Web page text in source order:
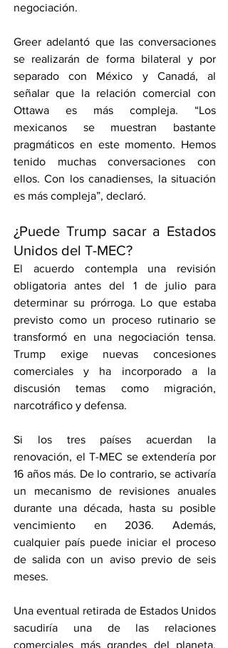
negociación.
Greer adelantó que las conversaciones
se realizarán de forma bilateral y por
separado con México y Canadá, al
señalar que la relación comercial con
Ottawa es más compleja. “Los
mexicanos se muestran bastante
pragmáticos en este momento. Hemos
tenido muchas conversaciones con
ellos. Con los canadienses, la situación
es más compleja”, declaró.
¿Puede Trump sacar a Estados
Unidos del T-MEC?
El acuerdo contempla una revisión
obligatoria antes del 1 de julio para
determinar su prórroga. Lo que estaba
previsto como un proceso rutinario se
transformó en una negociación tensa.
Trump exige nuevas concesiones
comerciales y ha incorporado a la
discusión temas como migración,
narcotráfico y defensa.
Si los tres países acuerdan la
renovación, el T-MEC se extendería por
16 años más. De lo contrario, se activaría
un mecanismo de revisiones anuales
durante una década, hasta su posible
vencimiento en 2036. Además,
cualquier país puede iniciar el proceso
de salida con un aviso previo de seis
meses.
Una eventual retirada de Estados Unidos
sacudiría una de las relaciones
comerciales más grandes del planeta,